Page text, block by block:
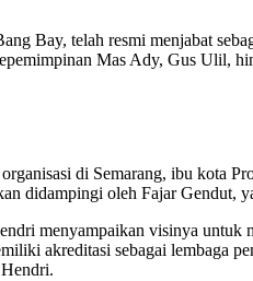
Bay, telah resmi menjabat
Mas Ady, Gus
di Semarang, ibu kota
didampingi oleh Fajar Gendut,
menyampaikan visinya
akreditasi sebagai